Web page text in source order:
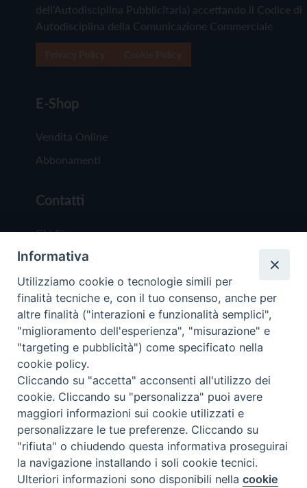
dell'Autodisciplina Pubblicitaria) accettando il Codice di
Autodisciplina della Comunicazione Commerciale
E-Shop
Vendita Online
Abbonamenti
Contatti
Chi Siamo
Redazione
Scrivici
Copyright © 2019 - Tutti i diritti riservati - Vita
Trentina Editrice
Privacy Policy
Torna
Preferenze Cookie
Informativa
Utilizziamo cookie o tecnologie simili per
finalità tecniche e, con il tuo consenso, anche per
altre finalità ("interazioni e funzionalità semplici",
"miglioramento dell'esperienza", "misurazione" e
"targeting e pubblicità") come specificato nella
cookie policy.
Cliccando su "accetta" acconsenti all'utilizzo dei
cookie. Cliccando su "personalizza" puoi avere
maggiori informazioni sui cookie utilizzati e
personalizzare le tue preferenze. Cliccando su
"rifiuta" o chiudendo questa informativa proseguirai
la navigazione installando i soli cookie tecnici.
Ulteriori informazioni sono disponibili nellacookie